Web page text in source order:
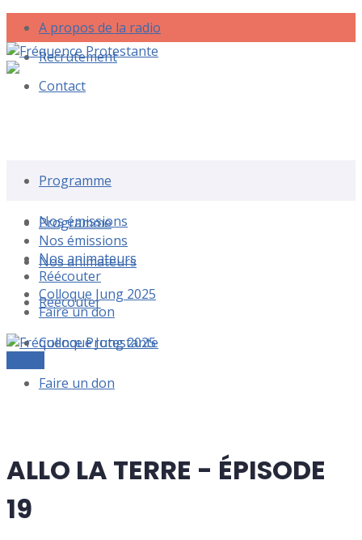
A propos de la radio
Recrutement
Contact
Programme
Nos émissions
Nos animateurs
Réécouter
Colloque Jung 2025
Faire un don
Programme
Nos émissions
Nos animateurs
Réécouter
Colloque Jung 2025
Faire un don
ALLO LA TERRE - ÉPISODE
19